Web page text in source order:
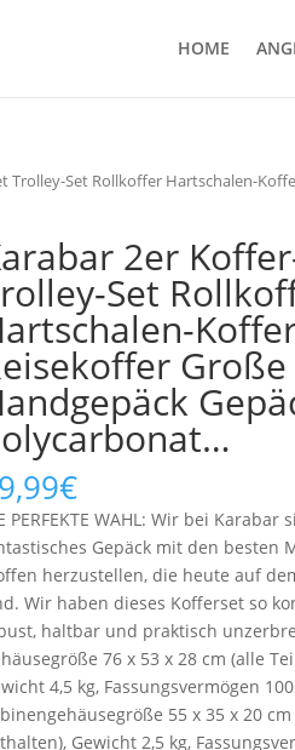
HOME
Trolley-Set Rollkoffer Hartschalen-
2er
Set
Große
€
PERFEKTE WAHL: Wir bei
Gepäck mit den besten
herzustellen, die heute auf
Wir haben dieses Kofferset so
haltbar und praktisch
76 x 53 x 28 cm (alle
4,5 kg, Fassungsvermögen
55 x 35 x 20
Gewicht 2,5 kg,